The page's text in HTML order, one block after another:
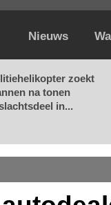
Nieuws
zoekt
na tonen
in...